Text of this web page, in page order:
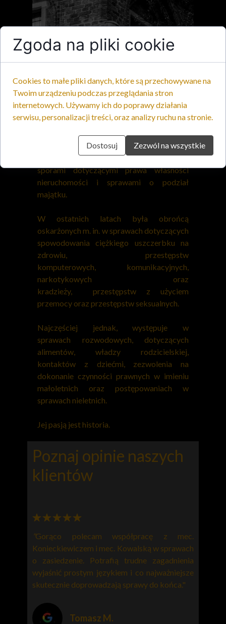
Poznaj opinie naszych
klientów
"Gorąco polecam współpracę z mec.
Konieckiewiczem i mec. Kowalską w sprawach
o zasiedzenie. Potrafią trudne zagadnienia
wyjaśnić prostym językiem i co najważniejsze
skutecznie doprowadzają sprawy do końca."
Tomasz M.
Dodatkowe informacje
W swojej praktyce często zajmuje się
sporami dotyczącymi prawa własności
nieruchomości i sprawami o podział
majątku.
W ostatnich latach była obrońcą
oskarżonych m. in. w sprawach dotyczących
spowodowania ciężkiego uszczerbku na
zdrowiu, przestępstw
komputerowych, komunikacyjnych,
narkotykowych oraz
kradzieży, przestępstw z użyciem
przemocy oraz przestępstw seksualnych.
Najczęściej jednak, występuje w
sprawach rozwodowych, dotyczących
alimentów, władzy rodzicielskiej,
kontaktów z dziećmi, zezwolenia na
dokonanie czynności prawnych w imieniu
małoletnich oraz postępowaniach w
sprawach nieletnich.
Jej pasją jest historia.
Zgoda na pliki cookie
Cookies to małe pliki danych, które są przechowywane na
Twoim urządzeniu podczas przeglądania stron
internetowych. Używamy ich do poprawy działania
serwisu, personalizacji treści, oraz analizy ruchu na stronie.
Dostosuj Zezwól na wszystkie